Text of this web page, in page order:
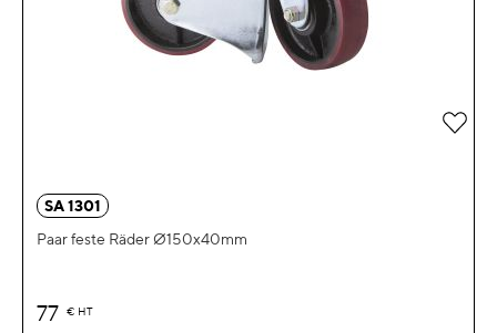
SA 1301
Paar feste Räder Ø150x40mm
77 € HT
Zur